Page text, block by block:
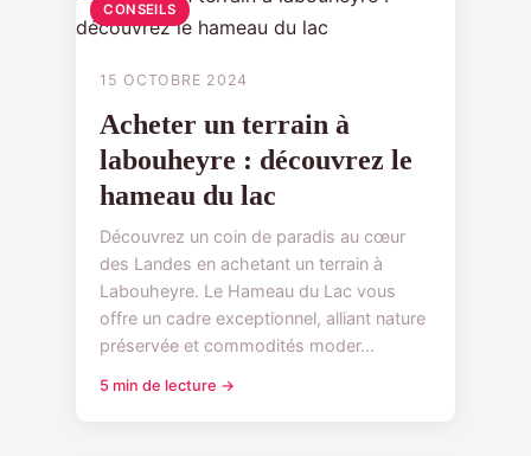
CONSEILS
15 OCTOBRE 2024
Acheter un terrain à
labouheyre : découvrez le
hameau du lac
Découvrez un coin de paradis au cœur
des Landes en achetant un terrain à
Labouheyre. Le Hameau du Lac vous
offre un cadre exceptionnel, alliant nature
préservée et commodités moder...
5 min de lecture →